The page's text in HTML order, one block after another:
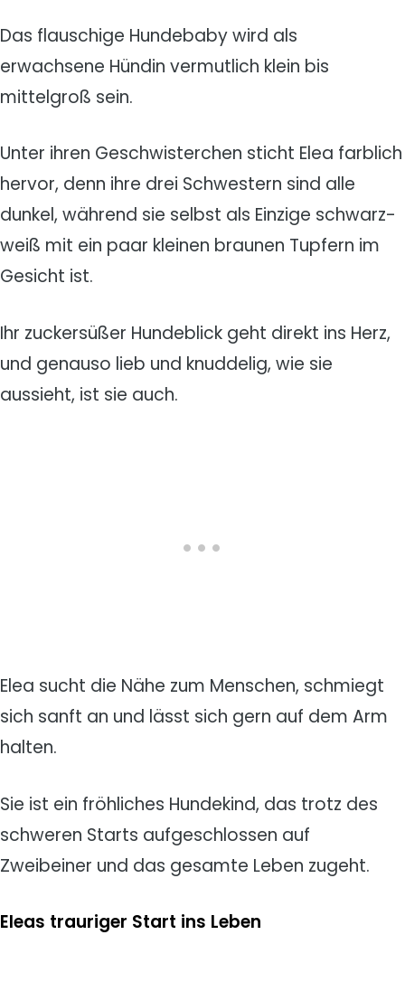
Das flauschige Hundebaby wird als
erwachsene Hündin vermutlich klein bis
mittelgroß sein.
Unter ihren Geschwisterchen sticht Elea farblich
hervor, denn ihre drei Schwestern sind alle
dunkel, während sie selbst als Einzige schwarz-
weiß mit ein paar kleinen braunen Tupfern im
Gesicht ist.
Ihr zuckersüßer Hundeblick geht direkt ins Herz,
und genauso lieb und knuddelig, wie sie
aussieht, ist sie auch.
Elea sucht die Nähe zum Menschen, schmiegt
sich sanft an und lässt sich gern auf dem Arm
halten.
Sie ist ein fröhliches Hundekind, das trotz des
schweren Starts aufgeschlossen auf
Zweibeiner und das gesamte Leben zugeht.
Eleas trauriger Start ins Leben